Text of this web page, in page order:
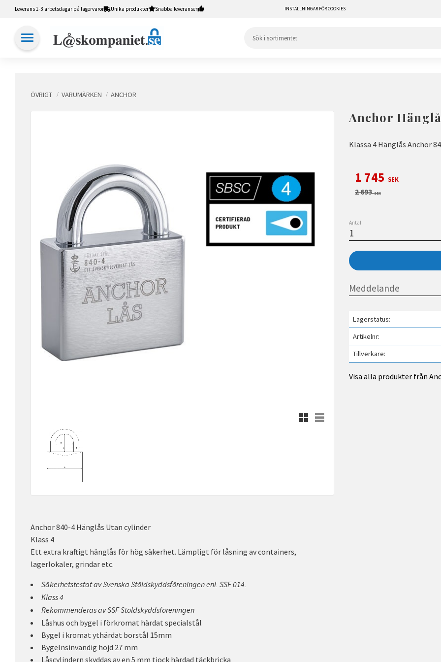
Leverans 1-3 arbetsdagar på lagervaror Unika produkter Snabba leveranser INSTÄLLNINGAR FÖR COOKIES
ÖVRIGT VARUMÄRKEN ANCHOR
Anchor
Klassa 4 Hänglås Anchor
Rutnätsvy
Listvy
Nedsatt pris:
1 745 SEK
Ordinarie pris:
2 693SEK
Antal
Lagerstatus
Artikelnr
Tillverkare
Visa alla produkter från
Anchor 840-4 Hänglås Utan cylinder
Klass 4
Ett extra kraftigt hänglås för hög säkerhet. Lämpligt för låsning av containers,
lagerlokaler, grindar etc.
Säkerhetstestat av Svenska Stöldskyddsföreningen enl. SSF 014.
Klass 4
Rekommenderas av SSF Stöldskyddsföreningen
Låshus och bygel i förkromat härdat specialstål
Bygel i kromat ythärdat borstål 15mm
Bygelnsinvändig höjd 27 mm
Låscylindern skyddas av en 5 mm tjock härdad täckbricka